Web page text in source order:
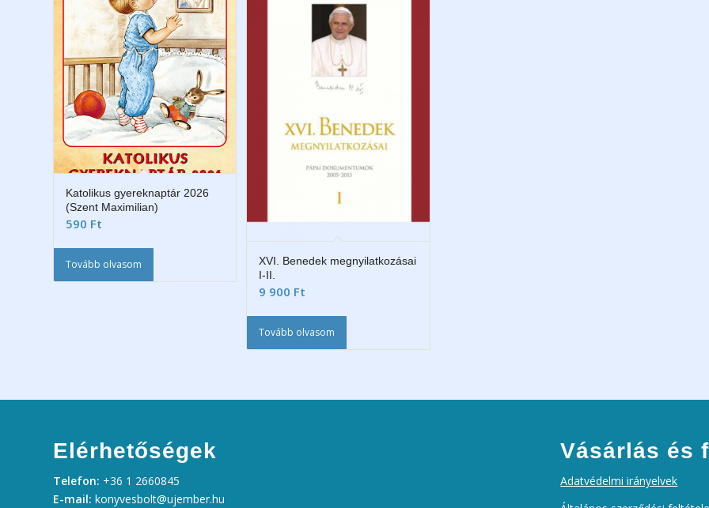
Katolikus gyereknaptár 2026
(Szent Maximilian)
590 Ft
Tovább olvasom
XVI. Benedek megnyilatkozásai
I-II.
9 900 Ft
Tovább olvasom
Elérhetőségek
Telefon: +36 1 2660845
E-mail: konyvesbolt@ujember.hu
Vásárlás és
Adatvédelmi irányelvek